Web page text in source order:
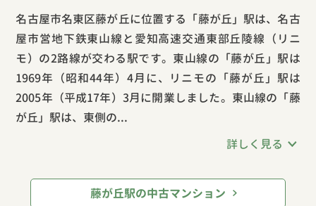
名古屋市名東区藤が丘に位置する「藤が丘」駅は、名古
屋市営地下鉄東山線と愛知高速交通東部丘陵線（リニ
モ）の2路線が交わる駅です。東山線の「藤が丘」駅は
1969年（昭和44年）4月に、リニモの「藤が丘」駅は
2005年（平成17年）3月に開業しました。東山線の「藤
が丘」駅は、東側の...
詳しく見る
藤が丘駅の中古マンション